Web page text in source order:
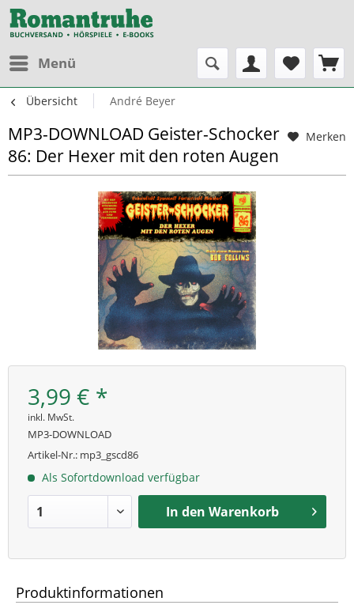
Menü
Übersicht André Beyer
Merken
MP3-DOWNLOAD Geister-Schocker
86: Der Hexer mit den roten Augen
3,99 € *
inkl. MwSt.
MP3-DOWNLOAD
Artikel-Nr.: mp3_gscd86
Als Sofortdownload verfügbar
In den Warenkorb
Produktinformationen